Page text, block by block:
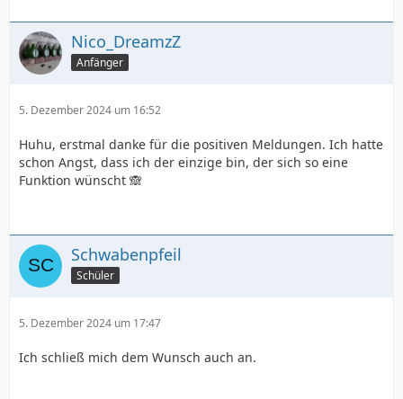
Nico_DreamzZ
Anfänger
5. Dezember 2024 um 16:52
Huhu, erstmal danke für die positiven Meldungen. Ich hatte
schon Angst, dass ich der einzige bin, der sich so eine
Funktion wünscht 🙈
Schwabenpfeil
Schüler
5. Dezember 2024 um 17:47
Ich schließ mich dem Wunsch auch an.